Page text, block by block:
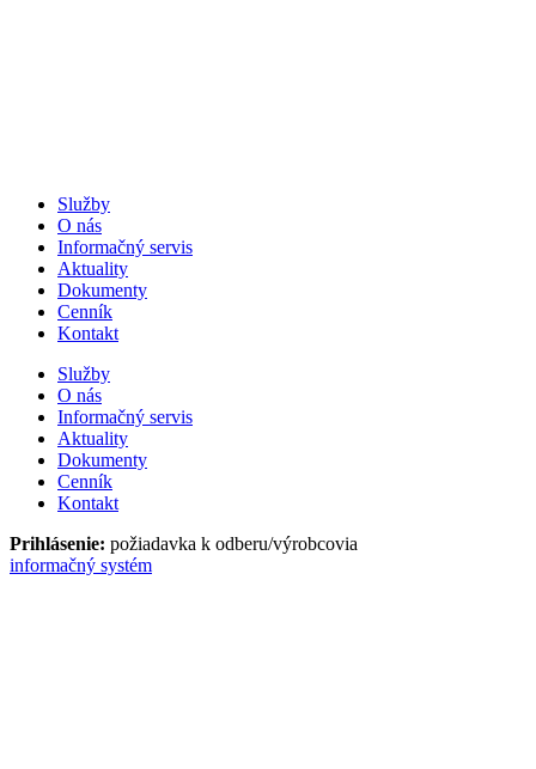
Služby
O nás
Informačný servis
Aktuality
Dokumenty
Cenník
Kontakt
Služby
O nás
Informačný servis
Aktuality
Dokumenty
Cenník
Kontakt
Prihlásenie: požiadavka k odberu/výrobcovia
informačný systém